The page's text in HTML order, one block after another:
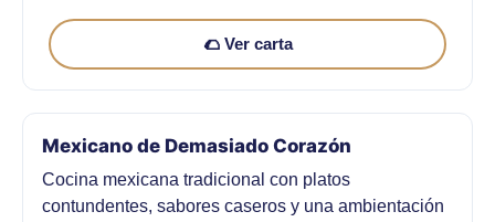
🌮 Ver carta
Mexicano de Demasiado Corazón
Cocina mexicana tradicional con platos
contundentes, sabores caseros y una ambientación